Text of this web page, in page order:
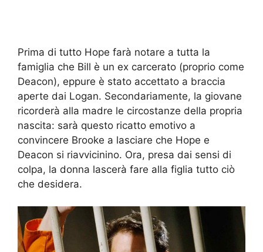
Prima di tutto Hope farà notare a tutta la
famiglia che Bill è un ex carcerato (proprio come
Deacon), eppure è stato accettato a braccia
aperte dai Logan. Secondariamente, la giovane
ricorderà alla madre le circostanze della propria
nascita: sarà questo ricatto emotivo a
convincere Brooke a lasciare che Hope e
Deacon si riavvicinino. Ora, presa dai sensi di
colpa, la donna lascerà fare alla figlia tutto ciò
che desidera.